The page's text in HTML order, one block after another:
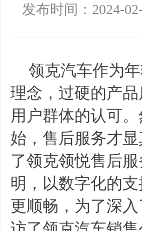
发布时间：2024-
领克汽车作为
理念，过硬的产
用户群体的认可
始，售后服务才
了领克领悦售后
明，以数字化的
更顺畅，为了深